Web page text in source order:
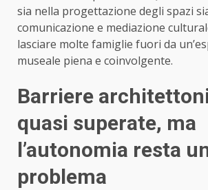
sia nella progettazione degli spazi
comunicazione e mediazione
lasciare molte famiglie fuori da
museale piena e coinvolgente.
Barriere
quasi superate, ma
l’autonomia resta
problema